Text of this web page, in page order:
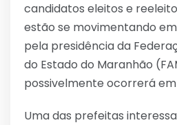
candidatos eleitos e
estão se movimentando
pela presidência da
do Estado do Maranhão
possivelmente ocorrerá
Uma das prefeitas